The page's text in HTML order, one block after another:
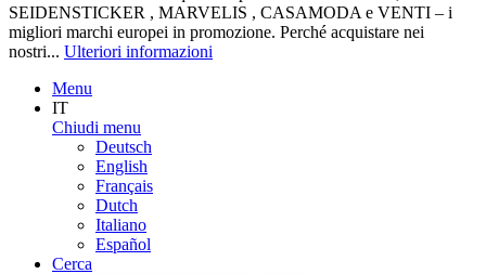
SEIDENSTICKER , MARVELIS , CASAMODA e VENTI – i
migliori marchi europei in promozione. Perché acquistare nei
nostri... Ulteriori informazioni
Menu
IT
Chiudi menu
Deutsch
English
Français
Dutch
Italiano
Español
Cerca